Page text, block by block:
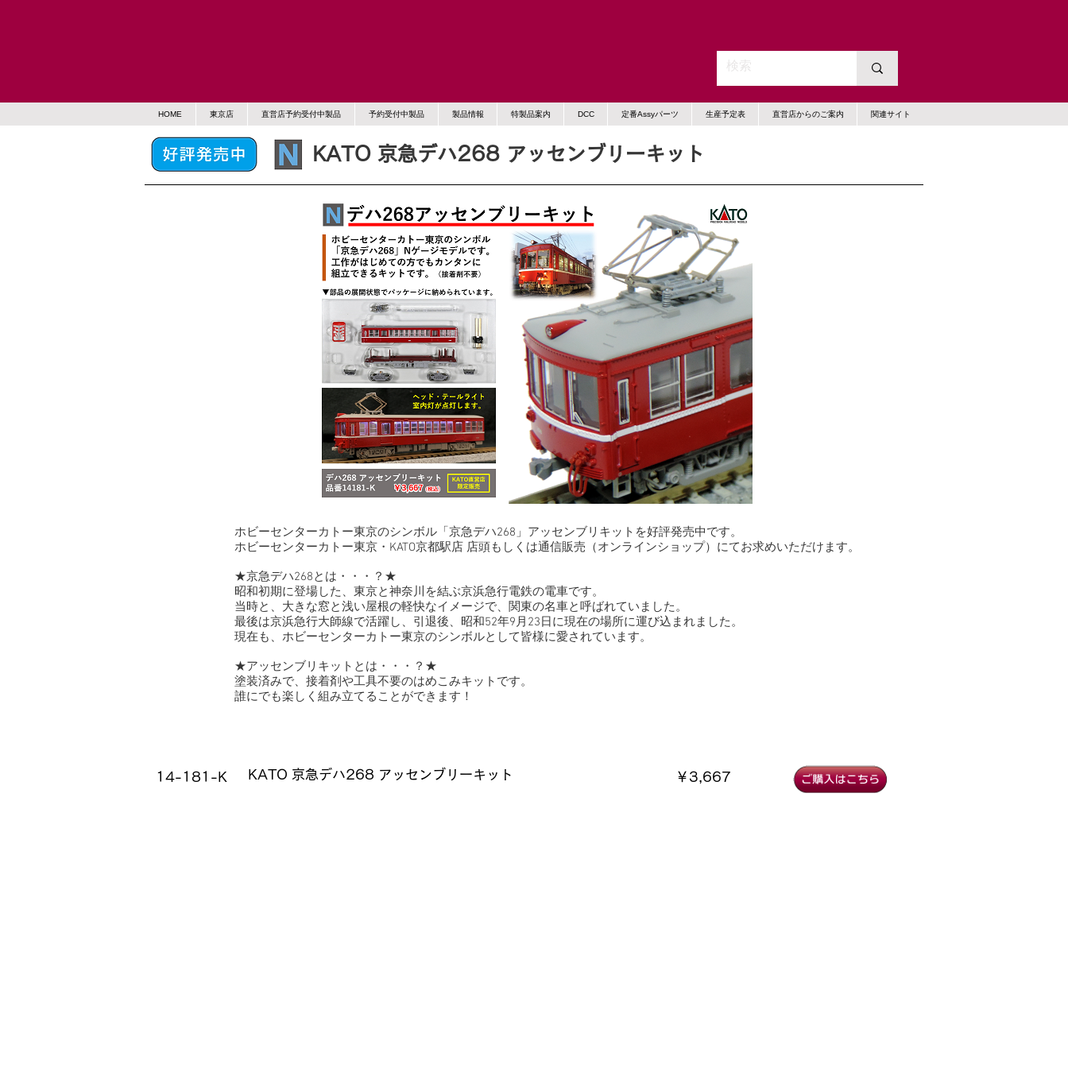
HOME 東京店 直営店予約受付中製品 予約受付中製品 製品情報 特製品案内 DCC 定番Assyパーツ 生産予定表 直営店からのご案内 関連サイト
KATO 京急デハ268 アッセンブリーキット
ホビーセンターカトー東京のシンボル「京急デハ268」アッセンブリキットを好評発売中です。
ホビーセンターカトー東京・KATO京都駅店 店頭もしくは通信販売（オンラインショップ）にてお求めいただけます。
★京急デハ268とは・・・？★
昭和初期に登場した、東京と神奈川を結ぶ京浜急行電鉄の電車です。
当時と、大きな窓と浅い屋根の軽快なイメージで、関東の名車と呼ばれていました。
最後は京浜急行大師線で活躍し、引退後、昭和52年9月23日に現在の場所に運び込まれました。
現在も、ホビーセンターカトー東京のシンボルとして皆様に愛されています。
★アッセンブリキットとは・・・？★
塗装済みで、接着剤や工具不要のはめこみキットです。
誰にでも楽しく組み立てることができます！
14-181-K KATO 京急デハ268 アッセンブリーキット ￥3,667